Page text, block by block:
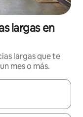
largas en
largas que te
mes o más.
podrás navegar